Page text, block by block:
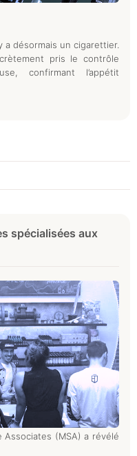
a désormais un cigarettier.
pris le contrôle
confirmant l’appétit
spécialisées aux
Associates (MSA) a révélé